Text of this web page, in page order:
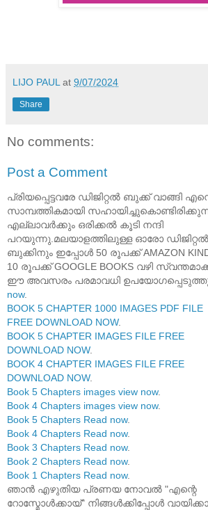
LIJO PAUL at 9/07/2024
Share
No comments:
Post a Comment
പ്രിയപ്പെട്ടവരേ ഡിജിറ്റൽ ബുക്ക് വാങ്ങി
സാമ്പത്തികമായി
എല്ലാവർക്കും ഒരിക്കൽ കൂടി നന്ദി
പറയുന്നു.മലയാളത്തിലുള്ള ഓരോ ഡിജിറ്റൽ
ബുക്കിനും ഇപ്പോൾ 50 രൂപക്ക് AMAZON
10 രൂപക്ക് GOOGLE BOOKS വഴി
ഈ അവസരം പരമാവധി
now.
BOOK 5 CHAPTER 1000 IMAGES PDF FILE
FREE DOWNLOAD NOW.
BOOK 5 CHAPTER IMAGES FILE FREE
DOWNLOAD NOW.
BOOK 4 CHAPTER IMAGES FILE FREE
DOWNLOAD NOW.
Book 5 Chapters images view now.
Book 4 Chapters images view now.
Book 5 Chapters Read now.
Book 4 Chapters Read now.
Book 3 Chapters Read now.
Book 2 Chapters Read now.
Book 1 Chapters Read now.
ഞാൻ എഴുതിയ പ്രണയ നോവൽ "എന്റെ
റോസ്മോൾക്കായ്" നിങ്ങൾക്കിപ്പോൾ